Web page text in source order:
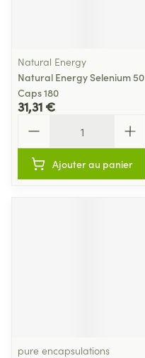
Natural Energy
Natural Energy Selenium 50
Caps 180
31,31 €
Ajouter au panier
pure encapsulations